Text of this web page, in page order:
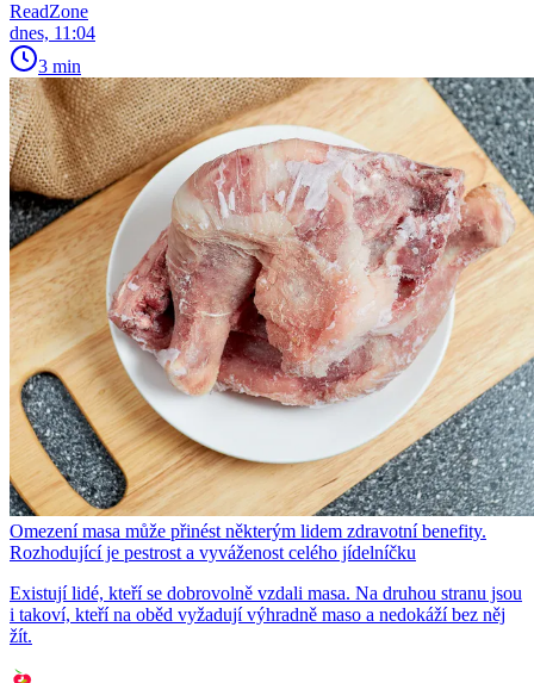
ReadZone
dnes, 11:04
3 min
Omezení masa může přinést některým lidem zdravotní benefity.
Rozhodující je pestrost a vyváženost celého jídelníčku
Existují lidé, kteří se dobrovolně vzdali masa. Na druhou stranu jsou
i takoví, kteří na oběd vyžadují výhradně maso a nedokáží bez něj
žít.